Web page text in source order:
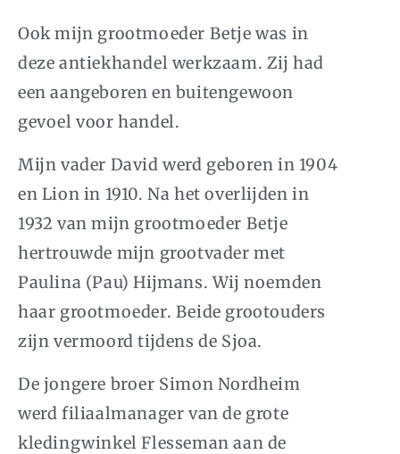
Ook mijn grootmoeder Betje was in
deze antiekhandel werkzaam. Zij had
een aangeboren en buitengewoon
gevoel voor handel.
Mijn vader David werd geboren in 1904
en Lion in 1910. Na het overlijden in
1932 van mijn grootmoeder Betje
hertrouwde mijn grootvader met
Paulina (Pau) Hijmans. Wij noemden
haar grootmoeder. Beide grootouders
zijn vermoord tijdens de Sjoa.
De jongere broer Simon Nordheim
werd filiaalmanager van de grote
kledingwinkel Flesseman aan de